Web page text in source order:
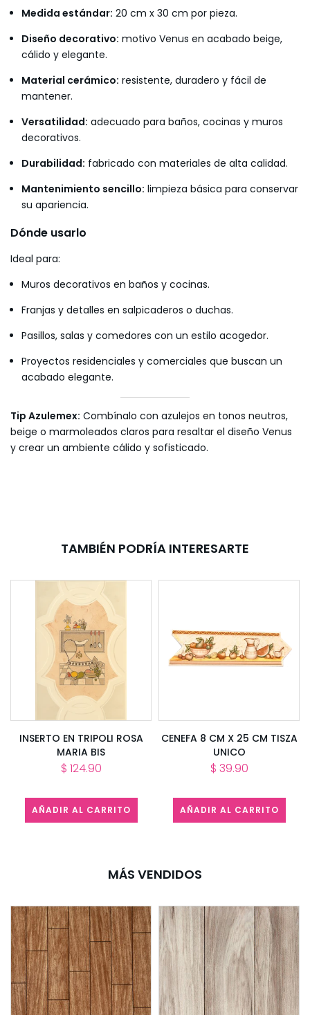
Medida estándar: 20 cm x 30 cm por pieza.
Diseño decorativo: motivo Venus en acabado beige,
cálido y elegante.
Material cerámico: resistente, duradero y fácil de
mantener.
Versatilidad: adecuado para baños, cocinas y muros
decorativos.
Durabilidad: fabricado con materiales de alta calidad.
Mantenimiento sencillo: limpieza básica para conservar
su apariencia.
Dónde usarlo
Ideal para:
Muros decorativos en baños y cocinas.
Franjas y detalles en salpicaderos o duchas.
Pasillos, salas y comedores con un estilo acogedor.
Proyectos residenciales y comerciales que buscan un
acabado elegante.
Tip Azulemex: Combínalo con azulejos en tonos neutros,
beige o marmoleados claros para resaltar el diseño Venus
y crear un ambiente cálido y sofisticado.
TAMBIÉN PODRÍA INTERESARTE
INSERTO EN TRIPOLI ROSA
MARIA BIS
$ 124.90
AÑADIR AL CARRITO
CENEFA 8 CM X 25 CM TISZA
UNICO
$ 39.90
AÑADIR AL CARRITO
MÁS VENDIDOS